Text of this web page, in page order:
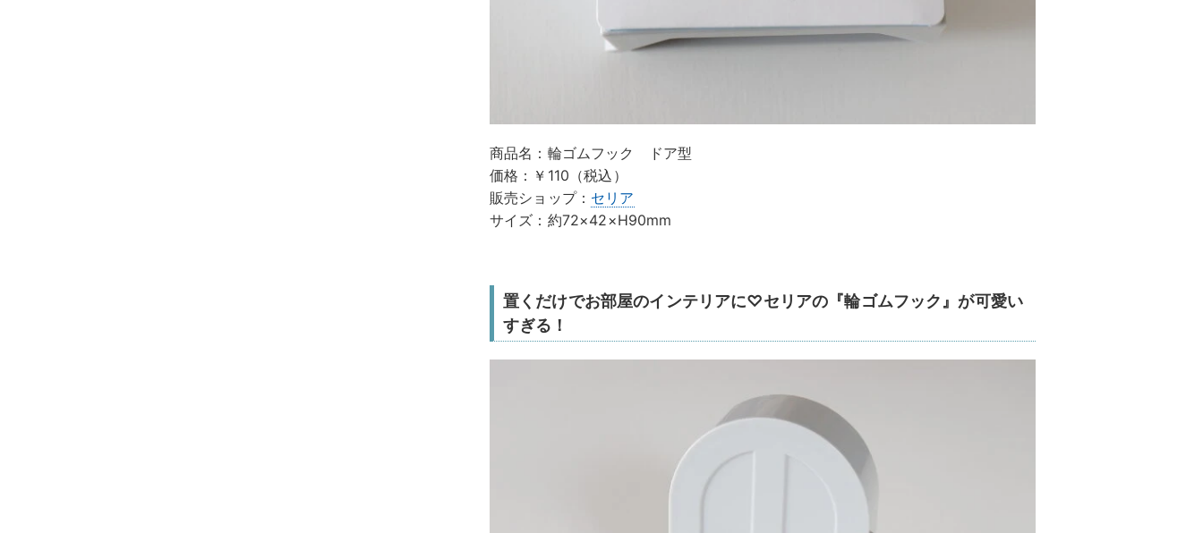
商品名：輪ゴムフック ドア型
価格：￥110（税込）
販売ショップ： セリア
サイズ：約72×42×H90mm
置くだけでお部屋のインテリアに♡セリアの『輪ゴムフック』が可愛い
すぎる！